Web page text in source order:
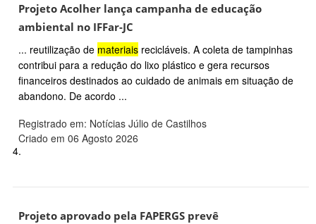
Projeto Acolher lança campanha de educação
ambiental no IFFar-JC
... reutilização de materiais recicláveis. A coleta de tampinhas
contribui para a redução do lixo plástico e gera recursos
financeiros destinados ao cuidado de animais em situação de
abandono. De acordo ...
Registrado em: Notícias Júlio de Castilhos
Criado em 06 Agosto 2026
4.
Projeto aprovado pela FAPERGS prevê